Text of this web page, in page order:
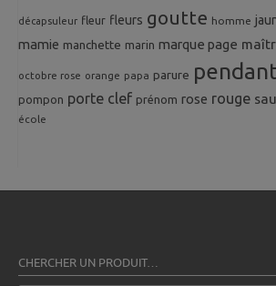
décapsuleur fleur fleurs goutte homme
mamie manchette marin marque page
octobre rose orange papa parure
pompon porte clef prénom rose rouge
école
CHERCHER UN PRODUIT…